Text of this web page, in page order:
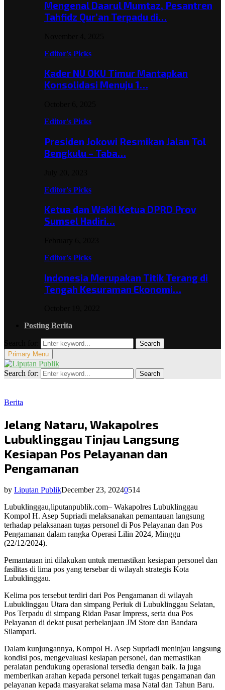
Mengenal Daarul Mumtaz, Pesantren
Tahfidz Qur’an Terpadu di…
Editor's Picks
Kader NU OKU Timur Mantapkan
Konsolidasi Menuju 1…
Editor's Picks
Presiden Jokowi Resmikan Jalan Tol
Bengkulu – Taba…
Editor's Picks
Ketua dan Wakil Ketua DPRD Prov
Sumsel Hadiri…
Editor's Picks
Indonesia Merupakan Titik Terang di
Tengah Kesuraman Ekonomi…
Posting Berita
Search
Primary Menu
Search for: Search
Berita
Jelang Nataru, Wakapolres
Lubuklinggau Tinjau Langsung
Kesiapan Pos Pelayanan dan
Pengamanan
by Liputan PublikDecember 23, 20240514
Lubuklinggau,liputanpublik.com– Wakapolres Lubuklinggau
Kompol H. Asep Supriadi melaksanakan pemantauan langsung
terhadap pelaksanaan tugas personel di Pos Pelayanan dan Pos
Pengamanan dalam rangka Operasi Lilin 2024, Minggu
(22/12/2024).
Pemantauan ini dilakukan untuk memastikan kesiapan personel dan
fasilitas di lima pos yang tersebar di wilayah strategis Kota
Lubuklinggau.
Kelima pos tersebut terdiri dari Pos Pengamanan di wilayah
Lubuklinggau Utara dan simpang Periuk di Lubuklinggau Selatan,
Pos Terpadu di simpang Ridan Pasar Impress, serta dua Pos
Pelayanan di dekat pusat perbelanjaan JM Store dan Bandara
Silampari.
Dalam kunjungannya, Kompol H. Asep Supriadi meninjau langsung
kondisi pos, mengevaluasi kesiapan personel, dan memastikan
peralatan pendukung operasional tersedia dengan baik. Ia juga
memberikan arahan kepada personel terkait tugas pengamanan dan
pelayanan kepada masyarakat selama masa Natal dan Tahun Baru.